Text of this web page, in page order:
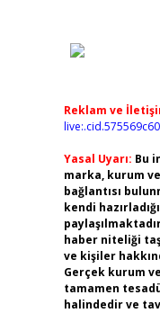
Reklam ve
Yasal Uyarı: Bu
marka, kurum
bağlantısı
kendi
haber niteliği
ve kişiler
Gerçek kurum
tamamen
halindedir ve